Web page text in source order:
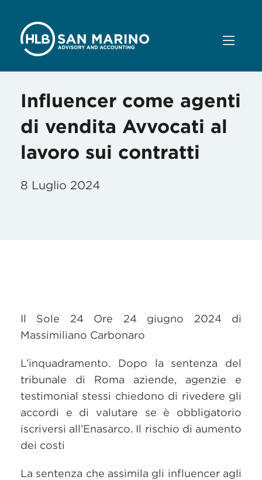
Influencer come agenti
di vendita Avvocati al
lavoro sui contratti
8 Luglio 2024
Il Sole 24 Ore 24 giugno 2024 di
Massimiliano Carbonaro
L’inquadramento. Dopo la sentenza del
tribunale di Roma aziende, agenzie e
testimonial stessi chiedono di rivedere gli
accordi e di valutare se è obbligatorio
iscriversi all’Enasarco. Il rischio di aumento
dei costi
La sentenza che assimila gli influencer agli